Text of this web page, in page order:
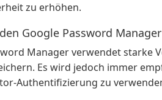
zu erhöhen.
Google Password
Manager verwendet starke
Es wird jedoch immer
Authentifizierung zu